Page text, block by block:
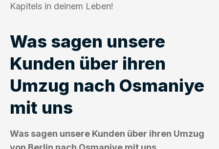
Kapitels in deinem Leben!
Was sagen unsere
Kunden über ihren
Umzug nach Osmaniye
mit uns
Was sagen unsere Kunden über ihren Umzug